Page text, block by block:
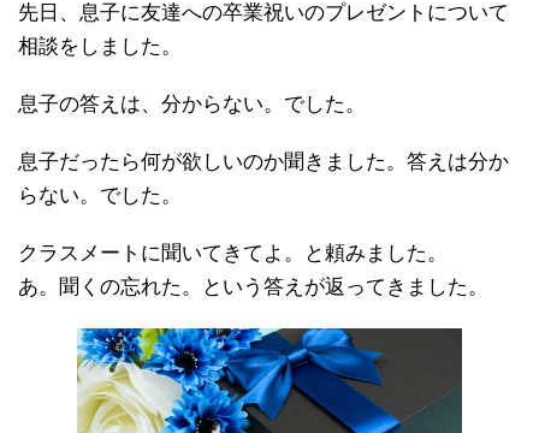
先日、息子に友達への卒業祝いのプレゼントについて
相談をしました。
息子の答えは、分からない。でした。
息子だったら何が欲しいのか聞きました。答えは分か
らない。でした。
クラスメートに聞いてきてよ。と頼みました。
あ。聞くの忘れた。という答えが返ってきました。